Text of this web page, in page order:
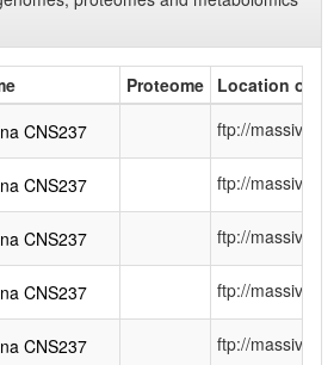
Proteome Location of
CNS237
ftp://
CNS237 ftp://
CNS237 ftp://
CNS237 ftp://
CNS237 ftp://